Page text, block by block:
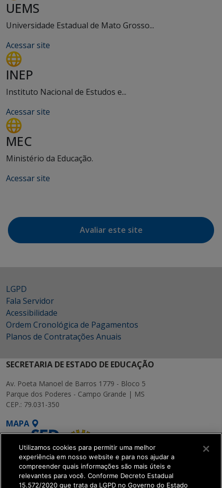
UEMS
Universidade Estadual de Mato Grosso...
Acessar site
INEP
Instituto Nacional de Estudos e...
Acessar site
MEC
Ministério da Educação.
Acessar site
Avaliar este site
LGPD
Fala Servidor
Acessibilidade
Ordem Cronológica de Pagamentos
Planos de Contratações Anuais
SECRETARIA DE ESTADO DE EDUCAÇÃO
Av. Poeta Manoel de Barros 1779 - Bloco 5
Parque dos Poderes - Campo Grande | MS
CEP.: 79.031-350
MAPA
Utilizamos cookies para permitir uma melhor
experiência em nosso website e para nos ajudar a
compreender quais informações são mais úteis e
relevantes para você. Conforme Decreto Estadual
15.572/2020 que trata da LGPD no Governo do Estado